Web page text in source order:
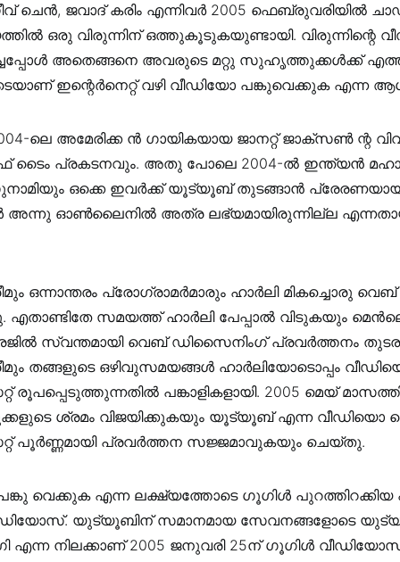
ചെൻ, ജവാദ് കരിം എന്നിവർ 2005 ഫെബ്രുവരിയിൽ
ഒരു വിരുന്നിന് ഒത്തുകൂടുകയുണ്ടായി. വിരുന്നിന്റെ
അതെങ്ങനെ അവരുടെ മറ്റു സുഹൃത്തുക്കൾക്ക്
ഇന്റെർനെറ്റ് വഴി വീഡിയോ പങ്കുവെക്കുക എന്ന
ലെ അമേരിക്ക ൻ ഗായികയായ ജാനറ്റ് ജാക്സൺ ന്റ
ടൈം പ്രകടനവും. അതു പോലെ 2004-ൽ ഇന്ത്യൻ
ഒക്കെ ഇവർക്ക് യൂട്യൂബ് തുടങ്ങാൻ
ഓൺലൈനിൽ അത്ര ലഭ്യമായിരുന്നില്ല
ഒന്നാന്തരം പ്രോഗ്രാമർമാരും ഹാർലി മികച്ചൊരു
സമയത്ത് ഹാർലി പേപ്പാൽ വിടുകയും
സ്വന്തമായി വെബ് ഡിസൈനിംഗ് പ്രവർത്തനം
തങ്ങളുടെ ഒഴിവുസമയങ്ങൾ ഹാർലിയോടൊപ്പം
രൂപപ്പെടുത്തുന്നതിൽ പങ്കാളികളായി. 2005 മെയ്
ശ്രമം വിജയിക്കുകയും യൂട്യൂബ് എന്ന വീഡിയൊ
പൂർണ്ണമായി പ്രവർത്തന സജ്ജമാവുകയും ചെയ്തു.
വെക്കുക എന്ന ലക്ഷ്യത്തോടെ ഗൂഗിൾ പുറത്തിറക്കിയ
യുട്യൂബിന് സമാനമായ സേവനങ്ങളോടെ
എന്ന നിലക്കാണ് 2005 ജനുവരി 25ന് ഗൂഗിൾ